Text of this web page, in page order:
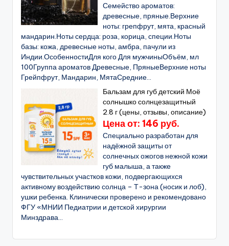
Семейство ароматов:
древесные, пряные.Верхние
ноты: грепфрут, мята, красный
мандарин.Ноты сердца: роза, корица, специи.Ноты
базы: кожа, древесные ноты, амбра, пачули из
Индии.ОсобенностиДля кого Для мужчиныОбъём, мл
100Группа ароматов Древесные, ПряныеВерхние ноты
Грейпфрут, Мандарин, МятаСредние...
Бальзам для губ детский Моё
солнышко солнцезащитный
2.8 г (цены, отзывы, описание)
Цена от: 146 руб.
Специально разработан для
надёжной защиты от
солнечных ожогов нежной кожи
губ малыша, а также
чувствительных участков кожи, подвергающихся
активному воздействию солнца – Т-зона (носик и лоб),
ушки ребенка. Клинически проверено и рекомендовано
ФГУ «МНИИ Педиатрии и детской хирургии
Минздрава...